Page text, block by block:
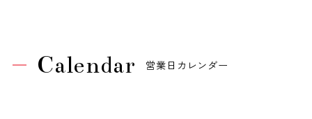
Calendar 営業日カレンダー